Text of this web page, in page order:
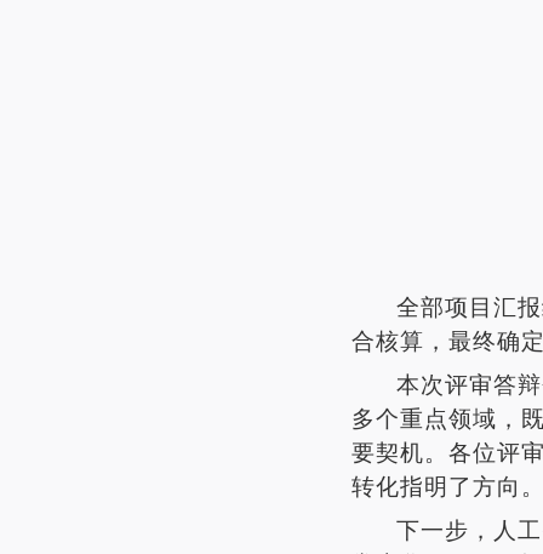
全部项目汇
合核算，最终确
本次评审答
多个重点领域，
要契机。各位评
转化指明了方向
下一步，人